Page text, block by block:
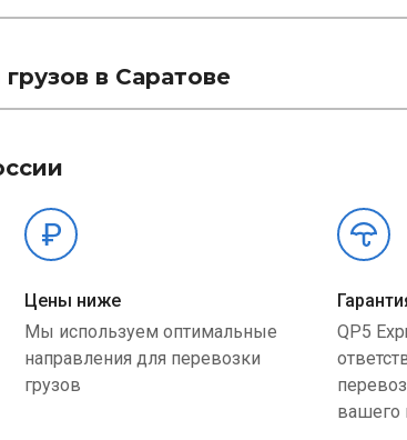
в Саратове
Цены ниже
Мы используем оптимальные
направления для перевозки
грузов
QP5
вашего